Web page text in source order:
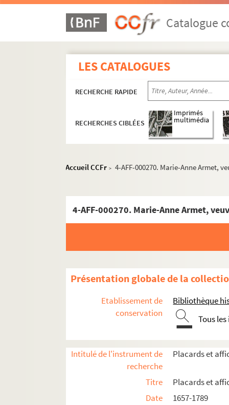
Catalogue
LES CATALOGUES
RECHERCHE RAPIDE
RECHERCHES CIBLÉES
Imprimés
multimédia
Accueil CCFr > 4-AFF-000270. Marie-Anne Armet,
4-AFF-000270. Marie-Anne Armet,
Présentation globale de la
Etablissement de
conservation
Bibliothèque
Tous
Intitulé de l'instrument de
recherche
Placards et
Titre
Placards et
Date
1657-1789
Actes royaux
Actes administratifs et judiciaires
Communautés de métiers
Médecine et assistance
Placards mortuaires
arrondissement